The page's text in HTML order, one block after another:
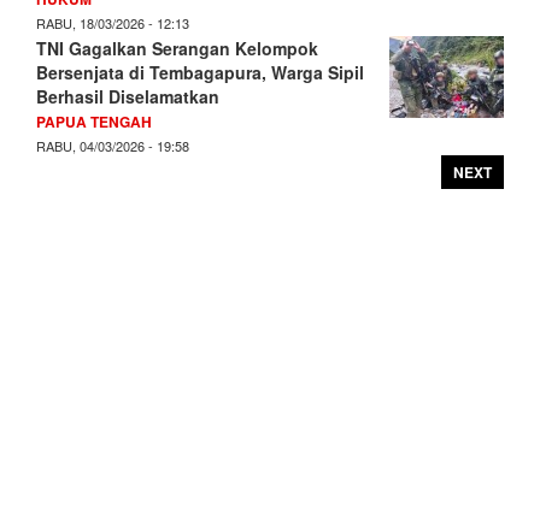
RABU, 18/03/2026 - 12:13
TNI Gagalkan Serangan Kelompok
Bersenjata di Tembagapura, Warga Sipil
Berhasil Diselamatkan
PAPUA TENGAH
RABU, 04/03/2026 - 19:58
NEXT